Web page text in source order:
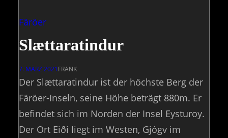
Färöer
Slættaratindur
7. MÄRZ 2021FRANK
Der Slættaratindur ist der höchste Berg der
Färöer-Inseln, seine Höhe beträgt 880m. Er
befindet sich im Norden der Insel Eysturoy.
Der Ort Eiði liegt im Westen, Gjógv im